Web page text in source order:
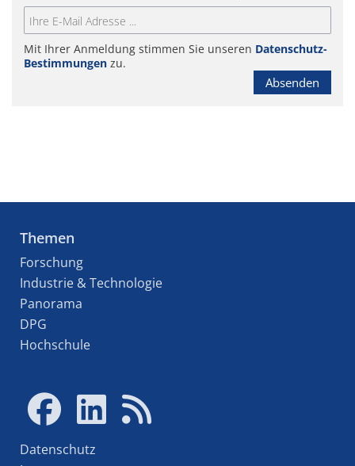
Mit Ihrer Anmeldung stimmen Sie unseren Datenschutz-
Bestimmungen zu.
Absenden
Themen
Forschung
Industrie & Technologie
Panorama
DPG
Hochschule
Datenschutz